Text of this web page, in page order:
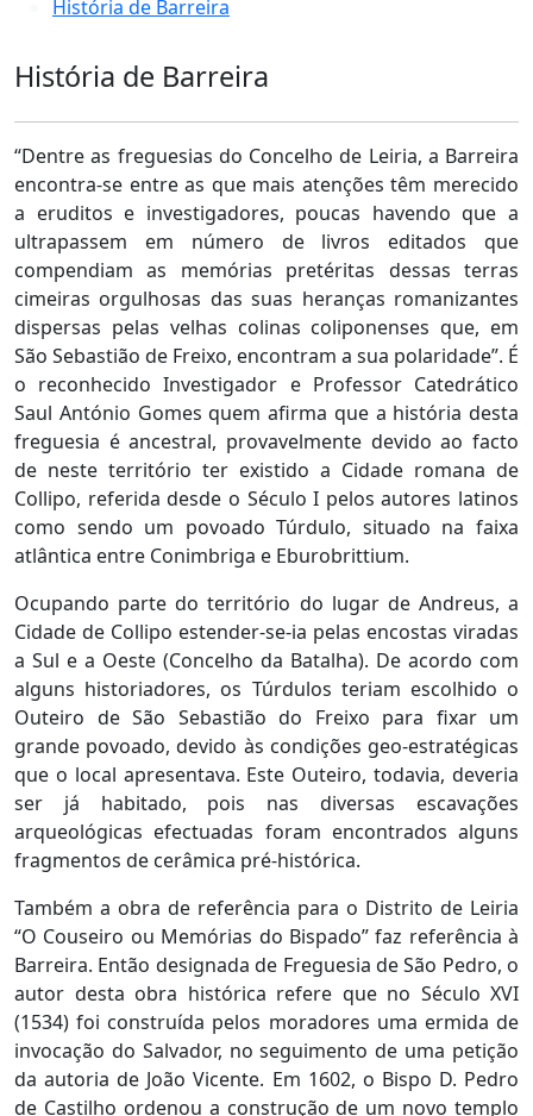
História de Barreira
História de Barreira
“Dentre as freguesias do Concelho de Leiria, a Barreira
encontra-se entre as que mais atenções têm merecido
a eruditos e investigadores, poucas havendo que a
ultrapassem em número de livros editados que
compendiam as memórias pretéritas dessas terras
cimeiras orgulhosas das suas heranças romanizantes
dispersas pelas velhas colinas coliponenses que, em
São Sebastião de Freixo, encontram a sua polaridade”. É
o reconhecido Investigador e Professor Catedrático
Saul António Gomes quem afirma que a história desta
freguesia é ancestral, provavelmente devido ao facto
de neste território ter existido a Cidade romana de
Collipo, referida desde o Século I pelos autores latinos
como sendo um povoado Túrdulo, situado na faixa
atlântica entre Conimbriga e Eburobrittium.
Ocupando parte do território do lugar de Andreus, a
Cidade de Collipo estender-se-ia pelas encostas viradas
a Sul e a Oeste (Concelho da Batalha). De acordo com
alguns historiadores, os Túrdulos teriam escolhido o
Outeiro de São Sebastião do Freixo para fixar um
grande povoado, devido às condições geo-estratégicas
que o local apresentava. Este Outeiro, todavia, deveria
ser já habitado, pois nas diversas escavações
arqueológicas efectuadas foram encontrados alguns
fragmentos de cerâmica pré-histórica.
Também a obra de referência para o Distrito de Leiria
“O Couseiro ou Memórias do Bispado” faz referência à
Barreira. Então designada de Freguesia de São Pedro, o
autor desta obra histórica refere que no Século XVI
(1534) foi construída pelos moradores uma ermida de
invocação do Salvador, no seguimento de uma petição
da autoria de João Vicente. Em 1602, o Bispo D. Pedro
de Castilho ordenou a construção de um novo templo